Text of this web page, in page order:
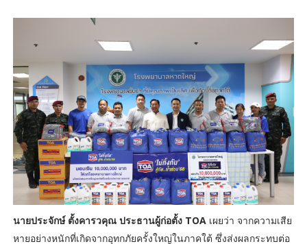
นายประจักษ์ ตั้งคารวคุณ ประธานผู้ก่อตั้ง TOA เผยว่า จากความเสีย
หายอย่างหนักที่เกิดจากอุทกภัยครั้งใหญ่ในภาคใต้ ซึ่งส่งผลกระทบต่อ